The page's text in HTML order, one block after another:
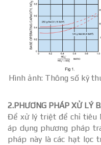
Hình ảnh: Thông số kỹ
2.PHƯƠNG PHÁP XỬ LÝ
Để xử lý triệt để chỉ tiêu
áp dụng phương pháp
pháp này là các hạt lọc